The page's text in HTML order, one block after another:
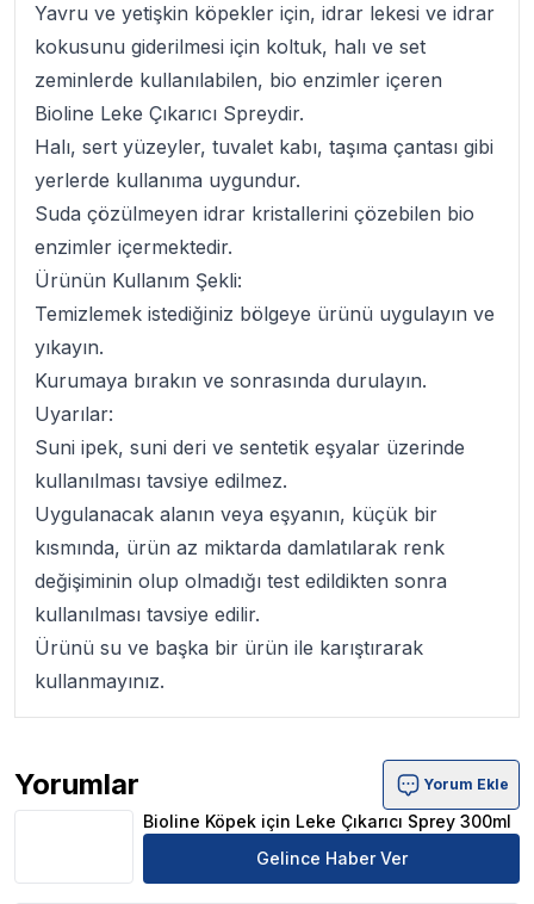
Yavru ve yetişkin köpekler için, idrar lekesi ve idrar
kokusunu giderilmesi için koltuk, halı ve set
zeminlerde kullanılabilen, bio enzimler içeren
Bioline Leke Çıkarıcı Spreydir.
Halı, sert yüzeyler, tuvalet kabı, taşıma çantası gibi
yerlerde kullanıma uygundur.
Suda çözülmeyen idrar kristallerini çözebilen bio
enzimler içermektedir.
Ürünün Kullanım Şekli:
Temizlemek istediğiniz bölgeye ürünü uygulayın ve
yıkayın.
Kurumaya bırakın ve sonrasında durulayın.
Uyarılar:
Suni ipek, suni deri ve sentetik eşyalar üzerinde
kullanılması tavsiye edilmez.
Uygulanacak alanın veya eşyanın, küçük bir
kısmında, ürün az miktarda damlatılarak renk
değişiminin olup olmadığı test edildikten sonra
kullanılması tavsiye edilir.
Ürünü su ve başka bir ürün ile karıştırarak
kullanmayınız.
Yorumlar
Bioline Köpek için Leke Çıkarıcı Sprey 300ml Ürün
Yorum Ekle
Bioline Köpek için Leke Çıkarıcı Sprey 300ml
Gelince Haber Ver